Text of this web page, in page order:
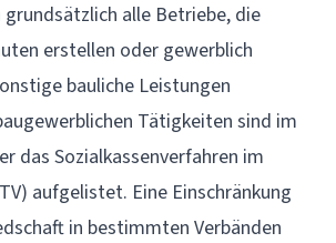
alle Betriebe, die
erstellen oder gewerblich
bauliche Leistungen
Tätigkeiten sind im
das Sozialkassenverfahren im
aufgelistet. Eine Einschränkung
in bestimmten Verbänden